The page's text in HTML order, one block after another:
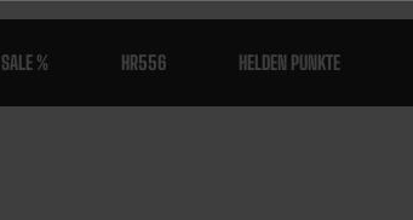
SALE % HR556 HELDEN PUNKTE